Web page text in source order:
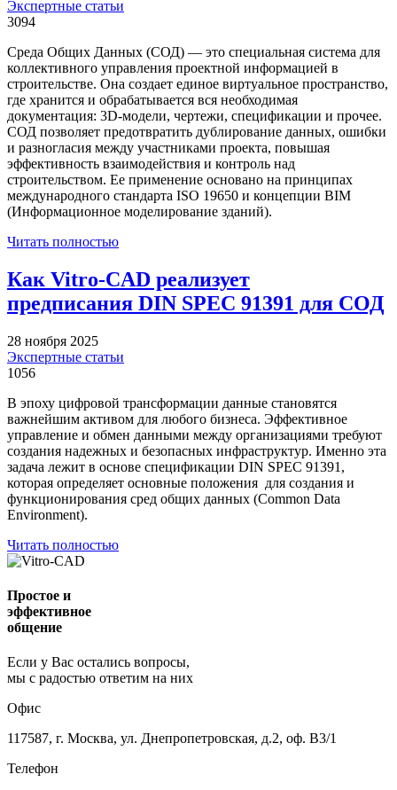
Экспертные статьи
3094
Среда Общих Данных (СОД) — это специальная система для
коллективного управления проектной информацией в
строительстве. Она создает единое виртуальное пространство,
где хранится и обрабатывается вся необходимая
документация: 3D-модели, чертежи, спецификации и прочее.
СОД позволяет предотвратить дублирование данных, ошибки
и разногласия между участниками проекта, повышая
эффективность взаимодействия и контроль над
строительством. Ее применение основано на принципах
международного стандарта ISO 19650 и концепции BIM
(Информационное моделирование зданий).
Читать полностью
Как Vitro-CAD реализует
предписания DIN SPEC 91391 для СОД
28 ноября 2025
Экспертные статьи
1056
В эпоху цифровой трансформации данные становятся
важнейшим активом для любого бизнеса. Эффективное
управление и обмен данными между организациями требуют
создания надежных и безопасных инфраструктур. Именно эта
задача лежит в основе спецификации DIN SPEC 91391,
которая определяет основные положения для создания и
функционирования сред общих данных (Common Data
Environment).
Читать полностью
Простое и
эффективное
общение
Если у Вас остались вопросы,
мы с радостью ответим на них
Офис
117587, г. Москва, ул. Днепропетровская, д.2, оф. В3/1
Телефон